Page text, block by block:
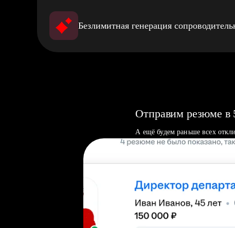
Безлимитная генерация
Отправим резюме в
А ещё будем раньше всех